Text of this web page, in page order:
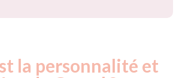
la personnalité et